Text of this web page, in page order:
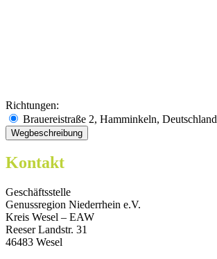
Richtungen:
Brauereistraße 2, Hamminkeln, Deutschland
Kontakt
Geschäftsstelle
Genussregion Niederrhein e.V.
Kreis Wesel – EAW
Reeser Landstr. 31
46483 Wesel